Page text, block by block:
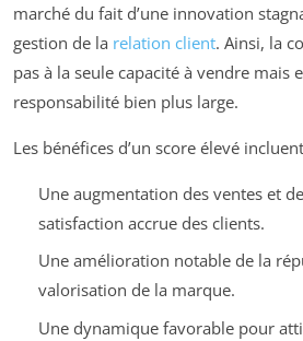
marché du fait d’une innovation
gestion de la relation client. Ainsi, la
pas à la seule capacité à vendre mais
responsabilité bien plus large.
Les bénéfices d’un score élevé
Une augmentation des ventes et
satisfaction accrue des clients.
Une amélioration notable de la
valorisation de la marque.
Une dynamique favorable pour